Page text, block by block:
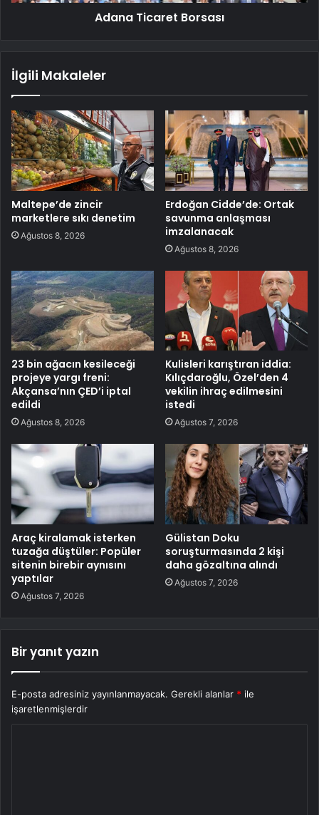
Adana Ticaret Borsası
İlgili Makaleler
Maltepe’de zincir
marketlere sıkı denetim
Ağustos 8, 2026
Erdoğan Cidde’de: Ortak
savunma anlaşması
imzalanacak
Ağustos 8, 2026
23 bin ağacın kesileceği
projeye yargı freni:
Akçansa’nın ÇED’i iptal
edildi
Ağustos 8, 2026
Kulisleri karıştıran iddia:
Kılıçdaroğlu, Özel’den 4
vekilin ihraç edilmesini
istedi
Ağustos 7, 2026
Araç kiralamak isterken
tuzağa düştüler: Popüler
sitenin birebir aynısını
yaptılar
Ağustos 7, 2026
Gülistan Doku
soruşturmasında 2 kişi
daha gözaltına alındı
Ağustos 7, 2026
Bir yanıt yazın
E-posta adresiniz yayınlanmayacak. Gerekli alanlar * ile
işaretlenmişlerdir